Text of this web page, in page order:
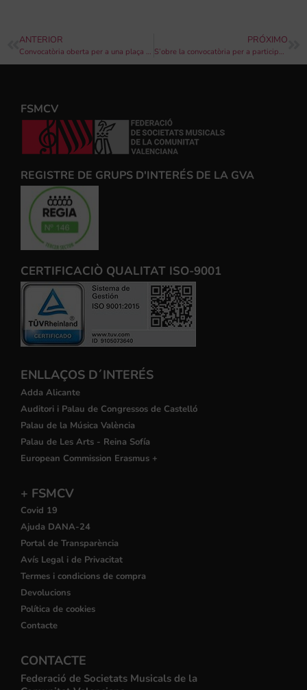
ANTERIOR
Convocatòria oberta per a una plaça de professor de violí en el Palau de la Música
PRÓXIMO
S’obre la convocatòria per a participar a la cinquena edició del Benimaclet conFusión, esdeveminent de lliure expressió artística
FSMCV
REGISTRE DE GRUPS D'INTERÉS DE LA GVA
CERTIFICACIÒ QUALITAT ISO-9001
ENLLAÇOS D´INTERÉS
Adda Alicante
Auditori i Palau de Congressos de Castelló
Palau de la Música València
Palau de Les Arts - Reina Sofía
European Commission Erasmus +
+ FSMCV
Covid 19
Ajuda DANA-24
Portal de Transparència
Avís Legal i de Privacitat
Termes i condicions de compra
Devolucions
Política de cookies
Contacte
CONTACTE
Federació de Societats Musicals de la